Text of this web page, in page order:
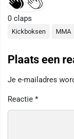
0 claps
Kickboksen MMA
Plaats een
Je e-mailadres
Reactie *